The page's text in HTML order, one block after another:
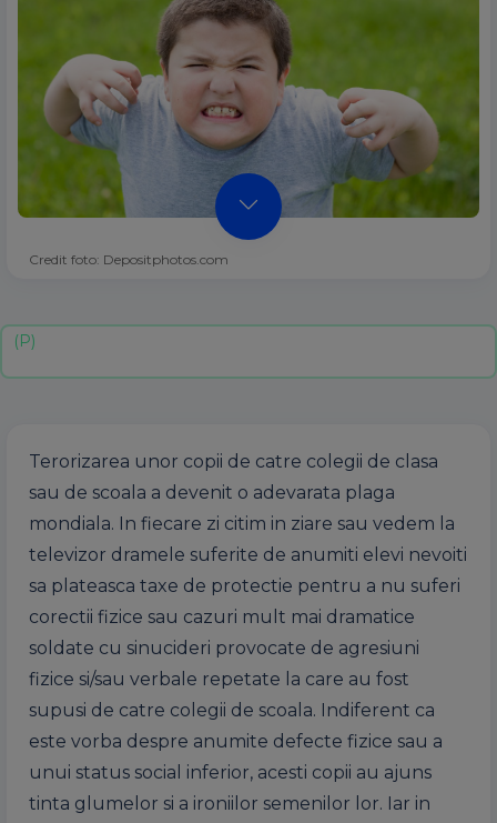
Credit foto: Depositphotos.com
Terorizarea unor copii de catre colegii de clasa
sau de scoala a devenit o adevarata plaga
mondiala. In fiecare zi citim in ziare sau vedem la
televizor dramele suferite de anumiti elevi nevoiti
sa plateasca taxe de protectie pentru a nu suferi
corectii fizice sau cazuri mult mai dramatice
soldate cu sinucideri provocate de agresiuni
fizice si/sau verbale repetate la care au fost
supusi de catre colegii de scoala. Indiferent ca
este vorba despre anumite defecte fizice sau a
unui status social inferior, acesti copii au ajuns
tinta glumelor si a ironiilor semenilor lor. Iar in